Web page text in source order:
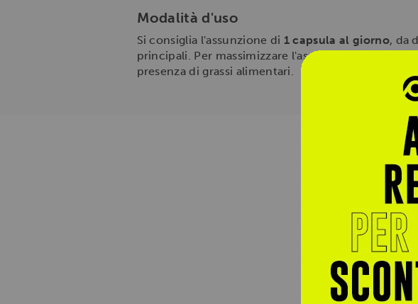
Modalità d'uso
Si consiglia l'assunzione di 1 capsula al giorno, da
principali. Per massimizzare l'assorbimento della
presenza di grassi alimentari.